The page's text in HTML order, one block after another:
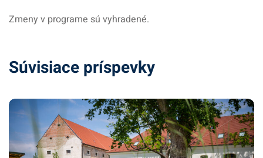
Zmeny v programe sú vyhradené.
Súvisiace príspevky